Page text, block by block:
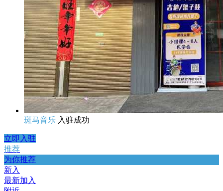
斑马音乐 入驻成功
立即入驻
推荐
为你推荐
新入
最新加入